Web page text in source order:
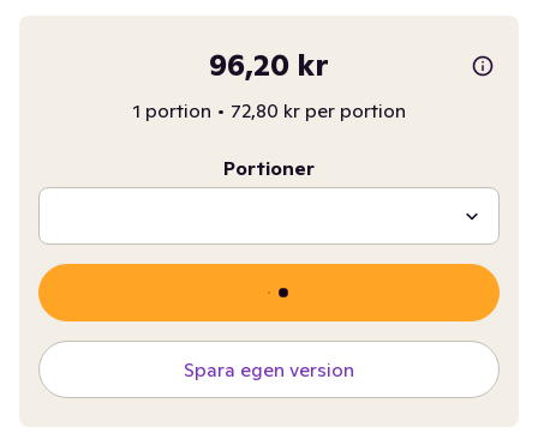
96,20 kr
1 portion • 72,80 kr per portion
Portioner
Spara egen version